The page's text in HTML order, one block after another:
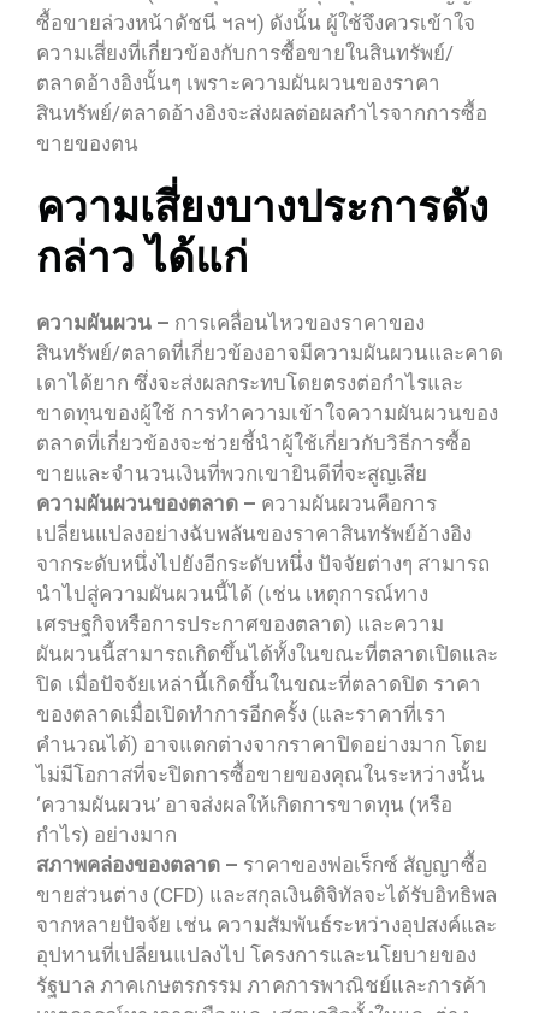
ซื้อขายล่วงหน้าดัชนี ฯลฯ) ดังนั้น ผู้ใช้จึงควรเข้าใจ
ความเสี่ยงที่เกี่ยวข้องกับการซื้อขายในสินทรัพย์/
ตลาดอ้างอิงนั้นๆ เพราะความผันผวนของราคา
สินทรัพย์/ตลาดอ้างอิงจะส่งผลต่อผลกำไรจากการซื้อ
ขายของตน
ความเสี่ยงบางประการดัง
กล่าว ได้แก่
ความผันผวน – การเคลื่อนไหวของราคาของ
สินทรัพย์/ตลาดที่เกี่ยวข้องอาจมีความผันผวนและคาด
เดาได้ยาก ซึ่งจะส่งผลกระทบโดยตรงต่อกำไรและ
ขาดทุนของผู้ใช้ การทำความเข้าใจความผันผวนของ
ตลาดที่เกี่ยวข้องจะช่วยชี้นำผู้ใช้เกี่ยวกับวิธีการซื้อ
ขายและจำนวนเงินที่พวกเขายินดีที่จะสูญเสีย
ความผันผวนของตลาด – ความผันผวนคือการ
เปลี่ยนแปลงอย่างฉับพลันของราคาสินทรัพย์อ้างอิง
จากระดับหนึ่งไปยังอีกระดับหนึ่ง ปัจจัยต่างๆ สามารถ
นำไปสู่ความผันผวนนี้ได้ (เช่น เหตุการณ์ทาง
เศรษฐกิจหรือการประกาศของตลาด) และความ
ผันผวนนี้สามารถเกิดขึ้นได้ทั้งในขณะที่ตลาดเปิดและ
ปิด เมื่อปัจจัยเหล่านี้เกิดขึ้นในขณะที่ตลาดปิด ราคา
ของตลาดเมื่อเปิดทำการอีกครั้ง (และราคาที่เรา
คำนวณได้) อาจแตกต่างจากราคาปิดอย่างมาก โดย
ไม่มีโอกาสที่จะปิดการซื้อขายของคุณในระหว่างนั้น
‘ความผันผวน’ อาจส่งผลให้เกิดการขาดทุน (หรือ
กำไร) อย่างมาก
สภาพคล่องของตลาด – ราคาของฟอเร็กซ์ สัญญาซื้อ
ขายส่วนต่าง (CFD) และสกุลเงินดิจิทัลจะได้รับอิทธิพล
จากหลายปัจจัย เช่น ความสัมพันธ์ระหว่างอุปสงค์และ
อุปทานที่เปลี่ยนแปลงไป โครงการและนโยบายของ
รัฐบาล ภาคเกษตรกรรม ภาคการพาณิชย์และการค้า